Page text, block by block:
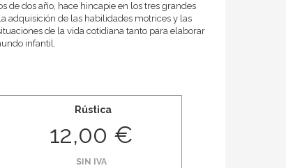
de dos año, hace hincapie en los tres grandes
adquisición de las habilidades motrices y las
de la vida cotidiana tanto para elaborar
infantil.
Rústica
12,00 €
SIN IVA